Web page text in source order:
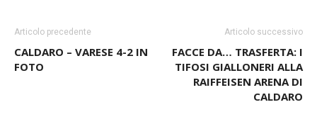
Articolo precedente
CALDARO – VARESE 4-2 IN
FOTO
Articolo successivo
FACCE DA… TRASFERTA: I
TIFOSI GIALLONERI ALLA
RAIFFEISEN ARENA DI
CALDARO